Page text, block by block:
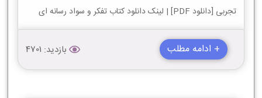
تجربی [دانلود PDF] | لینک دانلود کتاب تفکر و سواد رسانه ای
+ ادامه مطلب بازدید: 4701